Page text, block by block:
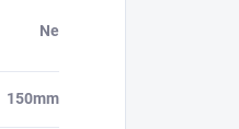
Ne
150mm